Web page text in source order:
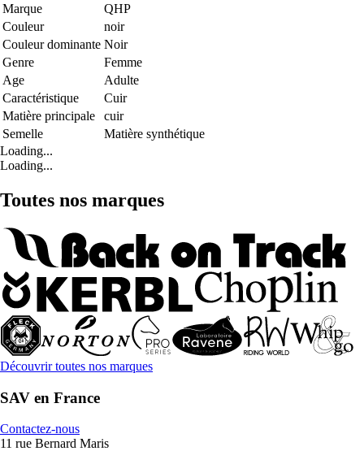
Marque
QHP
Couleur
noir
Couleur dominante Noir
Genre
Femme
Age
Adulte
Caractéristique
Cuir
Matière principale
cuir
Semelle
Matière synthétique
Loading...
Loading...
Toutes nos marques
Découvrir toutes nos marques
SAV en France
Contactez-nous
11 rue Bernard Maris